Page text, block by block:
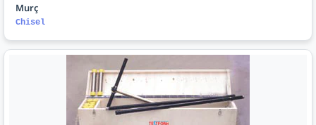
Murç
Chisel